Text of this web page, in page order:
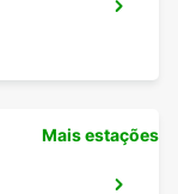
Mais estações